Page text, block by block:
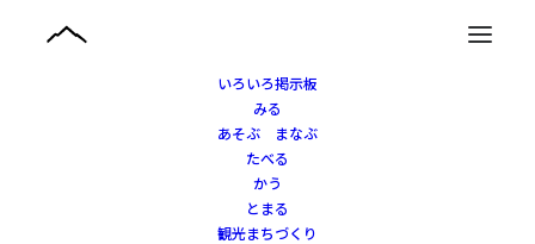
いろいろ掲示板
みる
あそぶ まなぶ
たべる
かう
とまる
観光まちづくり